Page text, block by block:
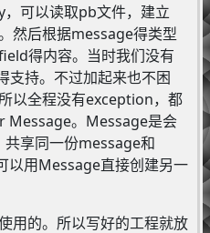
可以读取pb文件，建立
然后根据message得类型
得内容。当时我们没有
支持。不过加起来也不困
以全程没有exception，都
Message。Message是会
享同一份message和
以用Message直接创建另一
用的。所以写好的工程就放